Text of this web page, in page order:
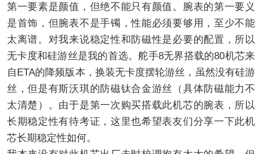
第一要素是颜值，但绝不能只有颜值。腕表的第一要义
是首饰，但腕表不是手镯，性能必须要够用，至少不能
太离谱。对我来说稳定性和防磁性是必要的配置，所以
无卡度和硅游丝是我的首选。舵手8无界搭载的80机芯来
自ETA的降频版本，换装无卡度摆轮游丝，虽然没有硅游
丝，但是有斯沃琪的防磁钛合金游丝（具体防磁能力不
太清楚）。由于是第一次购买搭载此机芯的腕表，所以
长期稳定性有待考证，这里也希望表友们分享一下此机
芯长期稳定性如何。